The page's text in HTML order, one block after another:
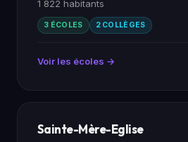
1 822 habitants
3 ÉCOLES 2 COLLÈGES
Voir les écoles →
Sainte-Mère-Eglise